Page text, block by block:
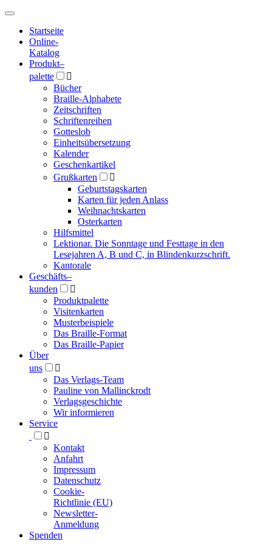
Hauptmenü
Hauptmenü
Startseite
Online-
Katalog
Produkt–
palette

Bücher
Braille-Alphabete
Zeitschriften
Schriftenreihen
Gotteslob
Einheitsübersetzung
Kalender
Geschenkartikel
Grußkarten

Geburtstagskarten
Karten für jeden Anlass
Weihnachtskarten
Osterkarten
Hilfsmittel
Lektionar. Die Sonntage und Festtage in den
Lesejahren A, B und C, in Blindenkurzschrift.
Kantorale
Geschäfts­–
kunden

Produktpalette
Visitenkarten
Musterbeispiele
Das Braille-Format
Das Braille-Papier
Über
uns

Das Verlags-Team
Pauline von Mallinckrodt
Verlagsgeschichte
Wir informieren
Service

Kontakt
Anfahrt
Impressum
Datenschutz
Cookie-
Richtlinie (EU)
Newsletter-
Anmeldung
Spenden